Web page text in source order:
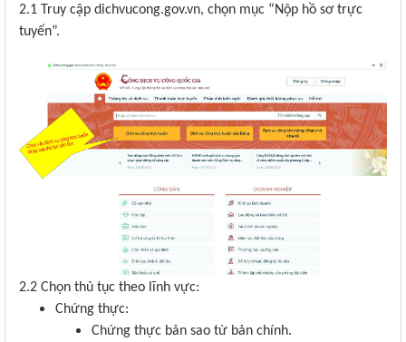
2.1 Truy cập dichvucong.gov.vn, chọn mục “Nộp hồ sơ trực
tuyến”.
2.2 Chọn thủ tục theo lĩnh vực:
Chứng thực:
Chứng thực bản sao từ bản chính.